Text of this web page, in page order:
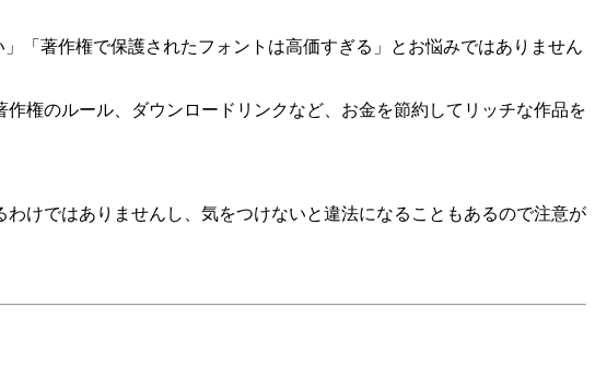
「著作権で保護されたフォントは高価すぎる」とお悩みではありません
権のルール、ダウンロードリンクなど、お金を節約してリッチな作品を
けではありませんし、気をつけないと違法になることもあるので注意が